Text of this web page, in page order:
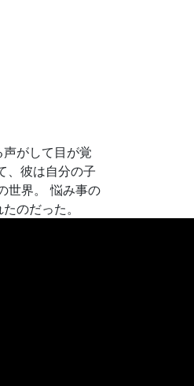
がして目が覚
、彼は自分の子
世界。 悩み事の
のだった。